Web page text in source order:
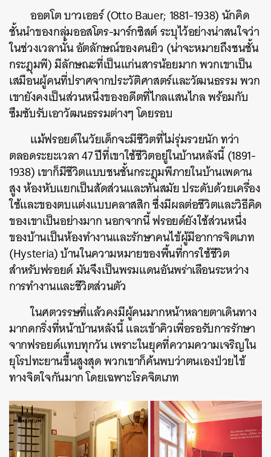
ออตโต บาวเออร์ (Otto Bauer; 1881-1938) นักคิด
ชั้นนำของกลุ่มออสโตร-มาร์กซิสต์ ระบุไว้อย่างน่าสนใจว่า
ในช่วงเวลานั้น อัตลักษณ์ของคนยิว (น่าจะหมายถึงชนชั้น
กระฎุมพี) มีลักษณะที่เป็นแก่นสารน้อยมาก พวกเขาเป็น
เสมือนผู้คนที่ปราศจากประวัติศาสตร์และวัฒนธรรม พวก
เขายังคงเป็นส่วนหนึ่งของอดีตที่ไกลแสนไกล พร้อมกับ
ซึมซับรับเอาวัฒนธรรมต่างๆ โดยรอบ
แม้ฟรอยด์ในวัยเด็กจะมีชีวิตที่ไม่รุ่มรวยนัก ทว่า
ตลอดระยะเวลา 47 ปีที่เขาใช้ชีวิตอยู่ในบ้านหลังนี้ (1891-
1938) เขาก็มีชีวิตแบบชนชั้นกระฎุมพีภายในบ้านเพดาน
สูง ห้องหับแยกเป็นสัดส่วนและทันสมัย ประดับด้วยเครื่อง
ใช้และของตบแต่งแบบคลาสสิก ซึ่งมีผลต่อชีวิตและวิธีคิด
ของเขาเป็นอย่างมาก นอกจากนี้ ฟรอยด์ยังใช้ส่วนหนึ่ง
ของบ้านเป็นห้องทำงานและรักษาคนไข้ผู้มีอาการจิตเภท
(Hysteria) บ้านในความหมายของพื้นที่การใช้ชีวิต
สำหรับฟรอยด์ มันจึงเป็นพรมแดนอันพร่าเลือนระหว่าง
การทำงานและชีวิตส่วนตัว
ในศตวรรษที่แล้วคงมีผู้คนมากหน้าหลายตาเดินทาง
มากดกริ่งที่หน้าบ้านหลังนี้ และเข้าคิวเพื่อรอรับการรักษา
จากฟรอยด์แทบทุกวัน เพราะในยุคที่ความความเจริญใน
ยุโรปทะยานขึ้นสูงสุด พวกเขาก็ค้นพบว่าตนเองป่วยไข้
ทางจิตใจกันมาก โดยเฉพาะโรคจิตเภท
ค้นหา
SHARE TWEET LINE EMAIL